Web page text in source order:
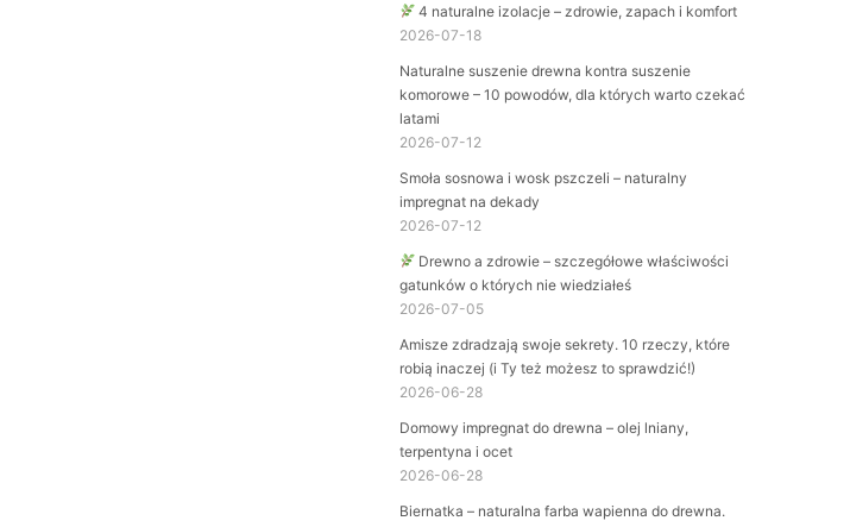
4 naturalne izolacje – zdrowie, zapach i komfort
2026-07-18
Naturalne suszenie drewna kontra suszenie
komorowe – 10 powodów, dla których warto czekać
latami
2026-07-12
Smoła sosnowa i wosk pszczeli – naturalny
impregnat na dekady
2026-07-12
Drewno a zdrowie – szczegółowe właściwości
gatunków o których nie wiedziałeś
2026-07-05
Amisze zdradzają swoje sekrety. 10 rzeczy, które
robią inaczej (i Ty też możesz to sprawdzić!)
2026-06-28
Domowy impregnat do drewna – olej lniany,
terpentyna i ocet
2026-06-28
Biernatka – naturalna farba wapienna do drewna.